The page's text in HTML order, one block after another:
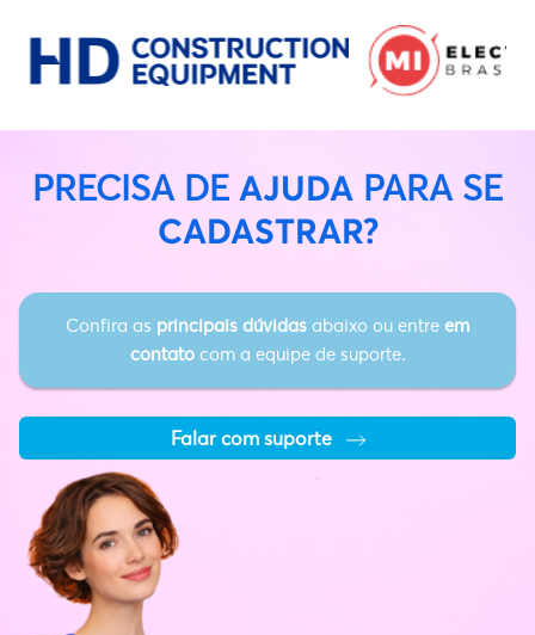
PRECISA DE AJUDA PARA SE
CADASTRAR?
Confira as principais dúvidas abaixo ou entre em
contatocom a equipe de suporte.
Falar com suporte